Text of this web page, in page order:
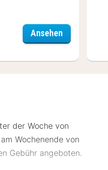
Ansehen
der Woche von
Wochenende von
Gebühr angeboten.